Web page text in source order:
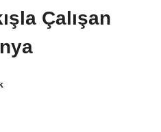
Çalışan